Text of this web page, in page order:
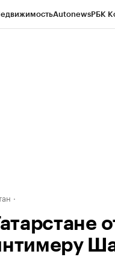
AutonewsРБК